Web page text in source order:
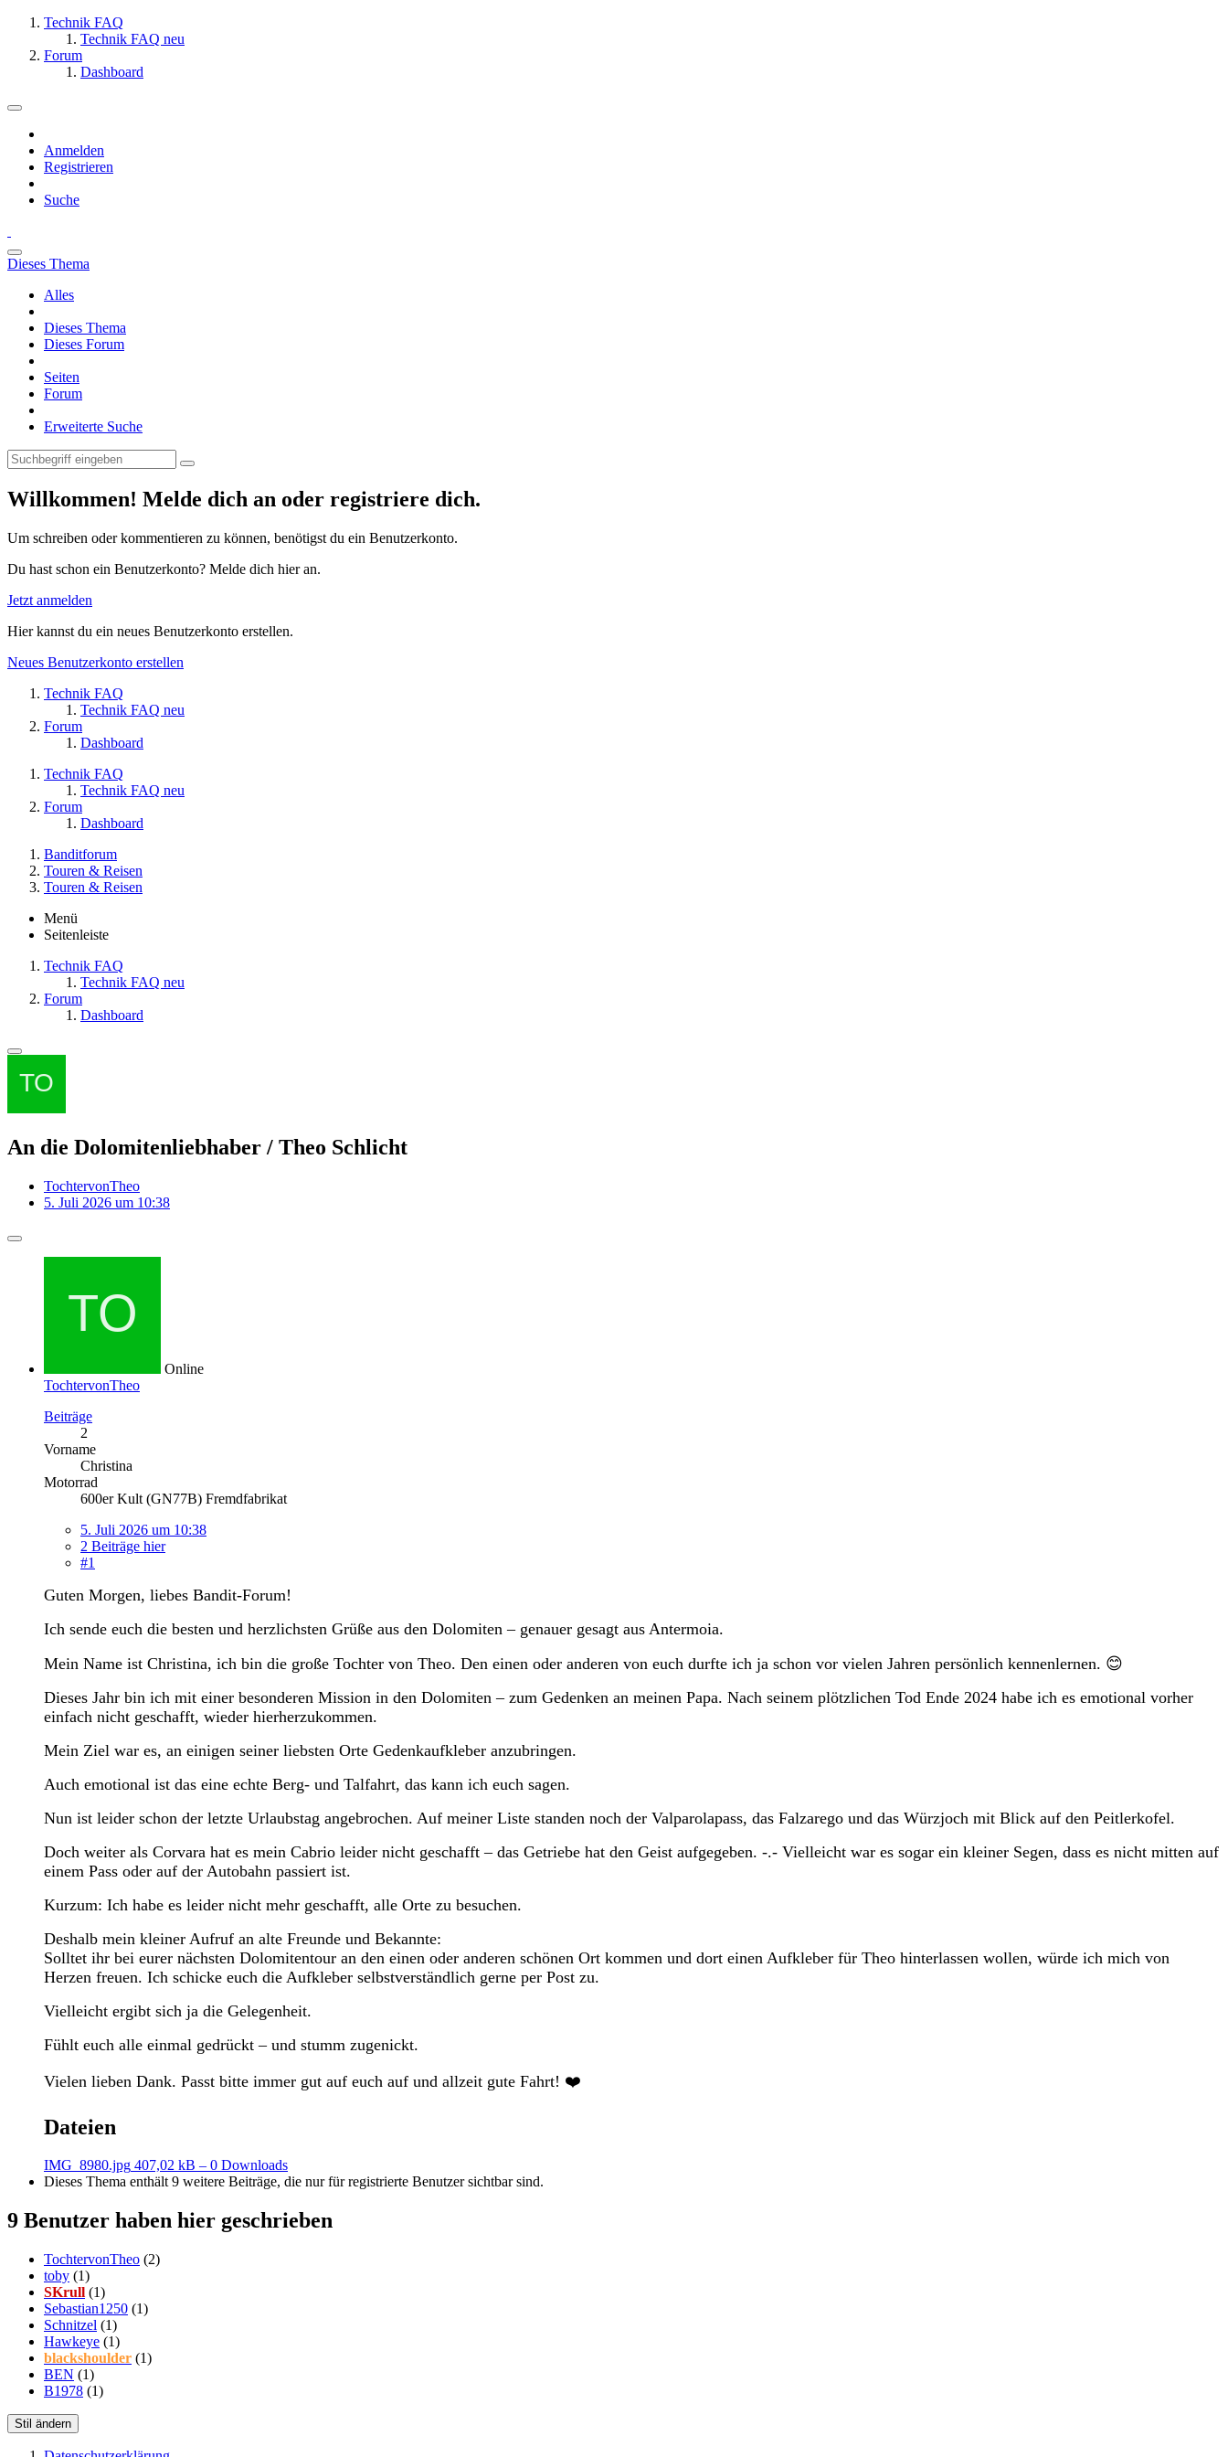
Technik FAQ
Technik FAQ neu
Forum
Dashboard
Anmelden
Registrieren
Suche
Dieses Thema
Alles
Dieses Thema
Dieses Forum
Seiten
Forum
Erweiterte Suche
Willkommen! Melde dich an oder registriere dich.
Um schreiben oder kommentieren zu können, benötigst du ein Benutzerkonto.
Du hast schon ein Benutzerkonto? Melde dich hier an.
Jetzt anmelden
Hier kannst du ein neues Benutzerkonto erstellen.
Neues Benutzerkonto erstellen
Technik FAQ
Technik FAQ neu
Forum
Dashboard
Technik FAQ
Technik FAQ neu
Forum
Dashboard
Banditforum
Touren & Reisen
Touren & Reisen
Menü
Seitenleiste
Technik FAQ
Technik FAQ neu
Forum
Dashboard
An die Dolomitenliebhaber / Theo Schlicht
TochtervonTheo
5. Juli 2026 um 10:38
Online
TochtervonTheo
Beiträge
2
Vorname
Christina
Motorrad
600er Kult (GN77B) Fremdfabrikat
5. Juli 2026 um 10:38
2 Beiträge hier
#1
Guten Morgen, liebes Bandit-Forum!
Ich sende euch die besten und herzlichsten Grüße aus den Dolomiten – genauer gesagt aus Antermoia.
Mein Name ist Christina, ich bin die große Tochter von Theo. Den einen oder anderen von euch durfte ich ja schon vor vielen Jahren persönlich kennenlernen. 😊
Dieses Jahr bin ich mit einer besonderen Mission in den Dolomiten – zum Gedenken an meinen Papa. Nach seinem plötzlichen Tod Ende 2024 habe ich es emotional vorher
einfach nicht geschafft, wieder hierherzukommen.
Mein Ziel war es, an einigen seiner liebsten Orte Gedenkaufkleber anzubringen.
Auch emotional ist das eine echte Berg- und Talfahrt, das kann ich euch sagen.
Nun ist leider schon der letzte Urlaubstag angebrochen. Auf meiner Liste standen noch der Valparolapass, das Falzarego und das Würzjoch mit Blick auf den Peitlerkofel.
Doch weiter als Corvara hat es mein Cabrio leider nicht geschafft – das Getriebe hat den Geist aufgegeben. -.- Vielleicht war es sogar ein kleiner Segen, dass es nicht mitten auf
einem Pass oder auf der Autobahn passiert ist.
Kurzum: Ich habe es leider nicht mehr geschafft, alle Orte zu besuchen.
Deshalb mein kleiner Aufruf an alte Freunde und Bekannte:
Solltet ihr bei eurer nächsten Dolomitentour an den einen oder anderen schönen Ort kommen und dort einen Aufkleber für Theo hinterlassen wollen, würde ich mich von
Herzen freuen. Ich schicke euch die Aufkleber selbstverständlich gerne per Post zu.
Vielleicht ergibt sich ja die Gelegenheit.
Fühlt euch alle einmal gedrückt – und stumm zugenickt.
Vielen lieben Dank. Passt bitte immer gut auf euch auf und allzeit gute Fahrt! ❤️
Dateien
IMG_8980.jpg 407,02 kB – 0 Downloads
Dieses Thema enthält 9 weitere Beiträge, die nur für registrierte Benutzer sichtbar sind.
9 Benutzer haben hier geschrieben
TochtervonTheo (2)
toby (1)
SKrull (1)
Sebastian1250 (1)
Schnitzel (1)
Hawkeye (1)
blackshoulder (1)
BEN (1)
B1978 (1)
Stil ändern